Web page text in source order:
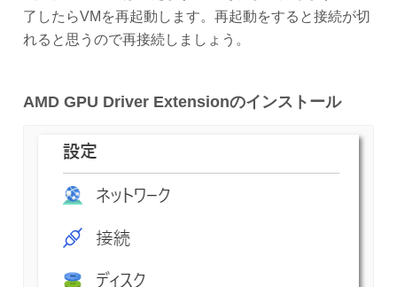
了したらVMを再起動します。再起動をすると接続が切
れると思うので再接続しましょう。
AMD GPU Driver Extensionのインストール